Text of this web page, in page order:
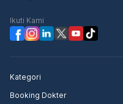
Ikuti Kami
Kategori
Booking Dokter